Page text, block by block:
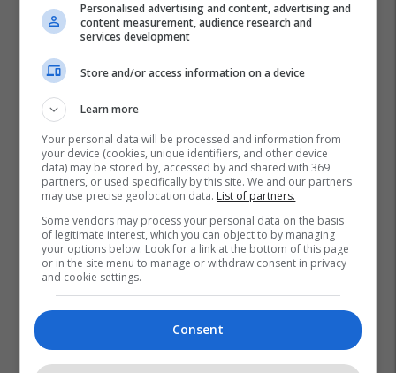
Personalised advertising and content, advertising and
content measurement, audience research and
services development
Store and/or access information on a device
Learn more
Your personal data will be processed and information from
your device (cookies, unique identifiers, and other device
data) may be stored by, accessed by and shared with 369
partners, or used specifically by this site. We and our partners
may use precise geolocation data. List of partners.
Some vendors may process your personal data on the basis
of legitimate interest, which you can object to by managing
your options below. Look for a link at the bottom of this page
or in the site menu to manage or withdraw consent in privacy
and cookie settings.
Consent